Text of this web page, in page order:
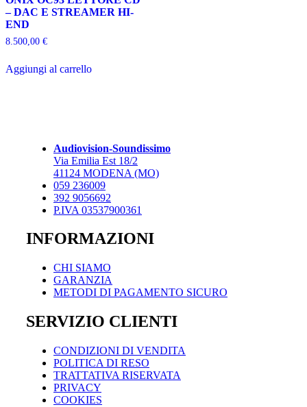
– DAC E STREAMER HI-
END
8.500,00 €
Aggiungi al carrello
Audiovision-Soundissimo
Via Emilia Est 18/2
41124 MODENA (MO)
059 236009
392 9056692
P.IVA 03537900361
INFORMAZIONI
CHI SIAMO
GARANZIA
METODI DI PAGAMENTO SICURO
SERVIZIO CLIENTI
CONDIZIONI DI VENDITA
POLITICA DI RESO
TRATTATIVA RISERVATA
PRIVACY
COOKIES